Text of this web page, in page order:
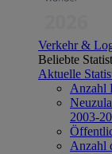
Verkehr &
Beliebte
Aktuelle
Anzahl
2003-
Anzahl